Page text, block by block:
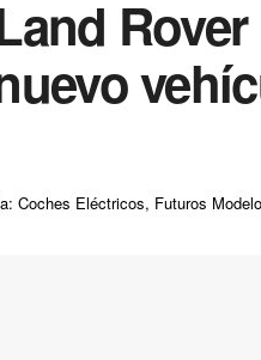
Coches Eléctricos, Futuros